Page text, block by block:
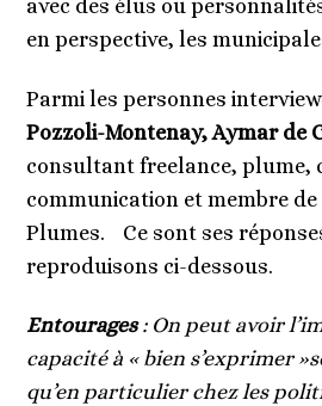
avec des élus ou
en perspective, les
Parmi les personnes
Pozzoli-Montenay, Aymar de
consultant freelance, plume,
communication et membre de
Plumes. Ce sont ses
reproduisons ci-dessous.
Entourages: On peut avoir
capacité à « bien s’exprimer
qu’en particulier chez les